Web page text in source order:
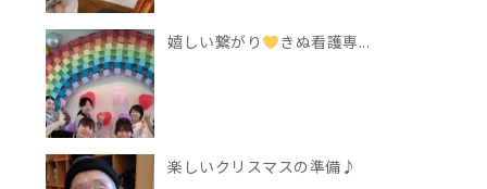
嬉しい繋がり きぬ看護専...
楽しいクリスマスの準備♪